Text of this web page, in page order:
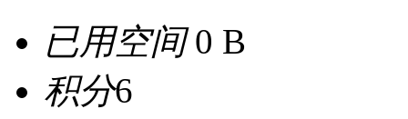
已用空间0 B
积分6